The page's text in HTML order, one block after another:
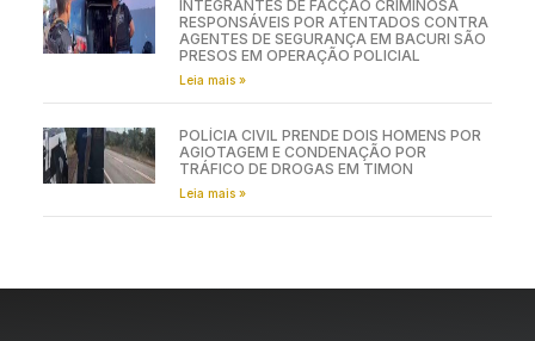
INTEGRANTES DE FACÇÃO CRIMINOSA
RESPONSÁVEIS POR ATENTADOS CONTRA
AGENTES DE SEGURANÇA EM BACURI SÃO
PRESOS EM OPERAÇÃO POLICIAL
Leia mais »
POLÍCIA CIVIL PRENDE DOIS HOMENS POR
AGIOTAGEM E CONDENAÇÃO POR
TRÁFICO DE DROGAS EM TIMON
Leia mais »